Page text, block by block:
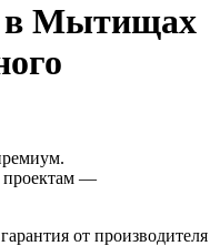
Мытищах
проектам —
гарантия от производителя